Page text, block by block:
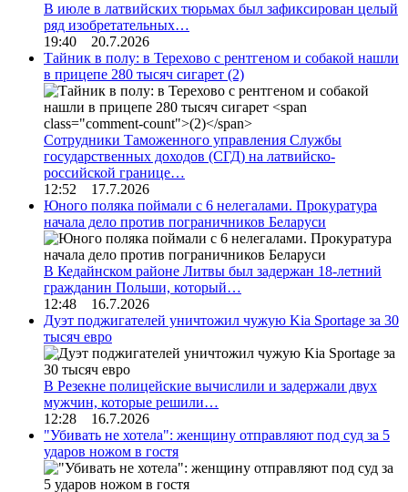
В июле в латвийских тюрьмах был зафиксирован целый
ряд изобретательных…
19:40 20.7.2026
Тайник в полу: в Терехово с рентгеном и собакой нашли
в прицепе 280 тысяч сигарет (2)
Сотрудники Таможенного управления Службы
государственных доходов (СГД) на латвийско-
российской границе…
12:52 17.7.2026
Юного поляка поймали с 6 нелегалами. Прокуратура
начала дело против пограничников Беларуси
В Кедайнском районе Литвы был задержан 18-летний
гражданин Польши, который…
12:48 16.7.2026
Дуэт поджигателей уничтожил чужую Kia Sportage за 30
тысяч евро
В Резекне полицейские вычислили и задержали двух
мужчин, которые решили…
12:28 16.7.2026
"Убивать не хотела": женщину отправляют под суд за 5
ударов ножом в гостя